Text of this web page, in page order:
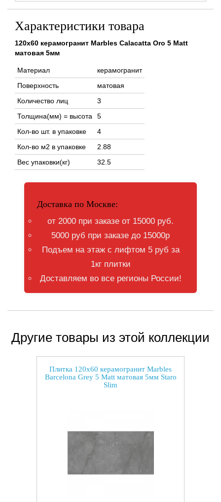
Характеристики товара
120x60 керамогранит Marbles Calacatta Oro 5 Matt
матовая 5мм
Материал
керамогранит
Поверхность
матовая
Количество лиц
3
Толщина(мм) = высота
5
Кол-во шт. в упаковке
4
Кол-во м2 в упаковке
2.88
Вес упаковки(кг)
32.5
Доставка по Москве:
от 2000 при заказе от 15000 руб.
5000 руб при заказе до 15000р
Подъем на этаж с лифтом 5 руб за
1кг плитки
Доставляем во все регионы России!
Другие товары из этой коллекции
Плитка 120x60 керамогранит Marbles
Barcelona Grey 5 Matt матовая 5мм Staro
Slim